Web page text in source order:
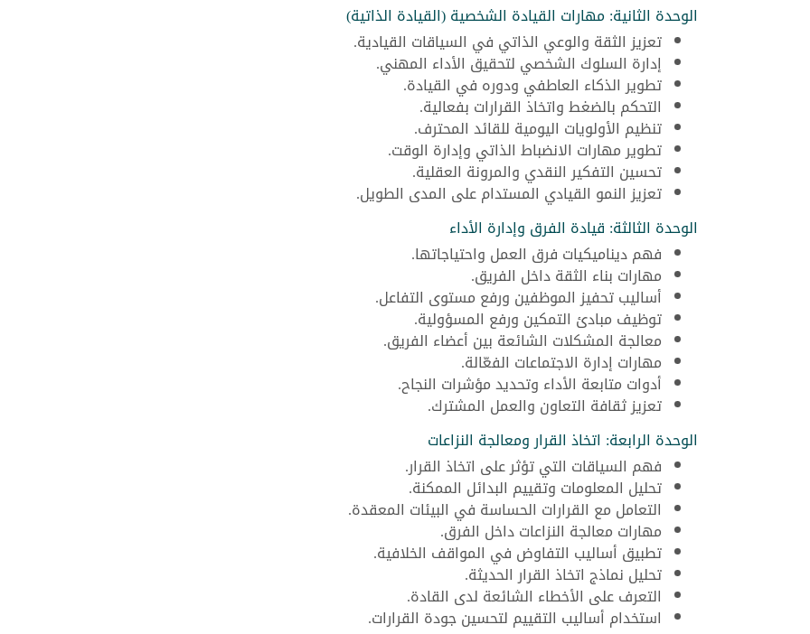
الوحدة الثانية: مهارات القيادة الشخصية (القيادة الذاتية)
تعزيز الثقة والوعي الذاتي في السياقات القيادية.
إدارة السلوك الشخصي لتحقيق الأداء المهني.
تطوير الذكاء العاطفي ودوره في القيادة.
التحكم بالضغط واتخاذ القرارات بفعالية.
تنظيم الأولويات اليومية للقائد المحترف.
تطوير مهارات الانضباط الذاتي وإدارة الوقت.
تحسين التفكير النقدي والمرونة العقلية.
تعزيز النمو القيادي المستدام على المدى الطويل.
الوحدة الثالثة: قيادة الفرق وإدارة الأداء
فهم ديناميكيات فرق العمل واحتياجاتها.
مهارات بناء الثقة داخل الفريق.
أساليب تحفيز الموظفين ورفع مستوى التفاعل.
توظيف مبادئ التمكين ورفع المسؤولية.
معالجة المشكلات الشائعة بين أعضاء الفريق.
مهارات إدارة الاجتماعات الفعّالة.
أدوات متابعة الأداء وتحديد مؤشرات النجاح.
تعزيز ثقافة التعاون والعمل المشترك.
الوحدة الرابعة: اتخاذ القرار ومعالجة النزاعات
فهم السياقات التي تؤثر على اتخاذ القرار.
تحليل المعلومات وتقييم البدائل الممكنة.
التعامل مع القرارات الحساسة في البيئات المعقدة.
مهارات معالجة النزاعات داخل الفرق.
تطبيق أساليب التفاوض في المواقف الخلافية.
تحليل نماذج اتخاذ القرار الحديثة.
التعرف على الأخطاء الشائعة لدى القادة.
استخدام أساليب التقييم لتحسين جودة القرارات.